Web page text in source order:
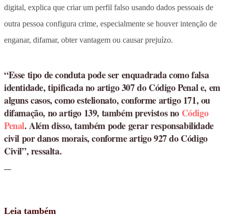
digital, explica que criar um perfil falso usando dados pessoais de
outra pessoa configura crime, especialmente se houver intenção de
enganar, difamar, obter vantagem ou causar prejuízo.
“Esse tipo de conduta pode ser enquadrada como falsa
identidade, tipificada no artigo 307 do Código Penal e, em
alguns casos, como estelionato, conforme artigo 171, ou
difamação, no artigo 139, também previstos no Código
Penal. Além disso, também pode gerar responsabilidade
civil por danos morais, conforme artigo 927 do Código
Civil”, ressalta.
Leia também